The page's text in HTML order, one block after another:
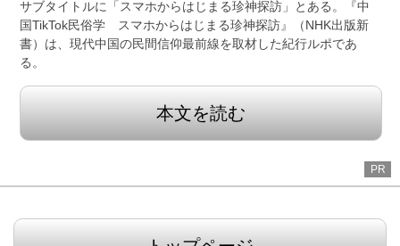
サブタイトルに「スマホからはじまる珍神探訪」とある。『中
国TikTok民俗学 スマホからはじまる珍神探訪』（NHK出版新
書）は、現代中国の民間信仰最前線を取材した紀行ルポであ
る。
本文を読む
PR